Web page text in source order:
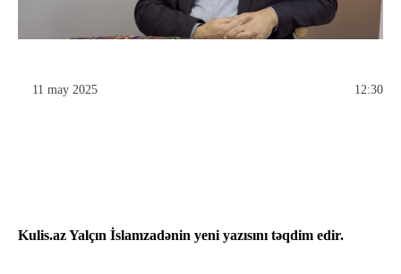
11 may 2025 12:30
Kulis.az Yalçın İslamzadənin yeni yazısını təqdim edir.